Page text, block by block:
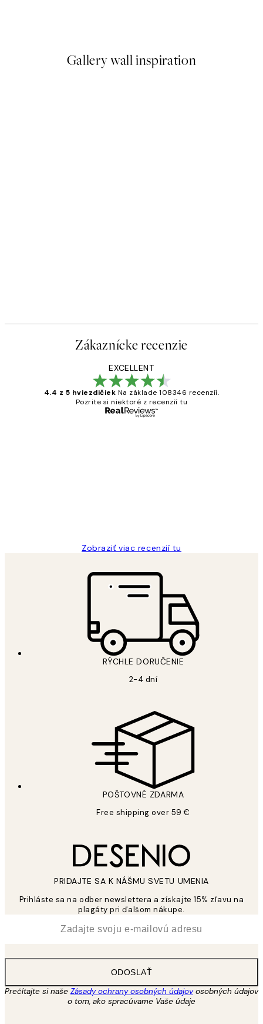
Gallery wall inspiration
Zákaznícke recenzie
EXCELLENT
4.4 z 5 hviezdičiek Na základe 108346 recenzií.
Pozrite si niektoré z recenzií tu
Zobraziť viac recenzií tu
RÝCHLE DORUČENIE
2-4 dní
POŠTOVNÉ ZDARMA
Free shipping over 59 €
PRIDAJTE SA K NÁŠMU SVETU UMENIA
Prihláste sa na odber newslettera a získajte 15% zľavu na
plagáty pri ďalšom nákupe.
ODOSLAŤ
Prečítajte si naše Zásady ochrany osobných údajovosobných údajov
o tom, ako spracúvame Vaše údaje